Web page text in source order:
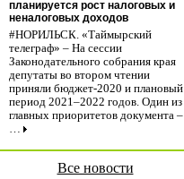
планируется рост налоговых и
неналоговых доходов
#НОРИЛЬСК. «Таймырский
телеграф» – На сессии
Законодательного собрания края
депутаты во втором чтении
приняли бюджет-2020 и плановый
период 2021–2022 годов. Один из
главных приоритетов документа –
…
Все новости